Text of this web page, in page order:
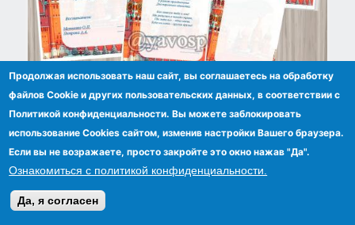
Редактируемые грамоты ко Дню народного
единства, Дню России, другим
патриотическим мероприятиям
Продолжая использовать наш сайт, вы соглашаетесь на обработку
файлов Сookie и других пользовательских данных, в соответствии с
Политикой конфиденциальности. Вы можете заблокировать
использование Cookies сайтом, изменив настройки Вашего браузера.
Если вы не возражаете, просто закройте это окно нажав "Да".
Ознакомиться с политикой конфиденциальности.
Да, я согласен